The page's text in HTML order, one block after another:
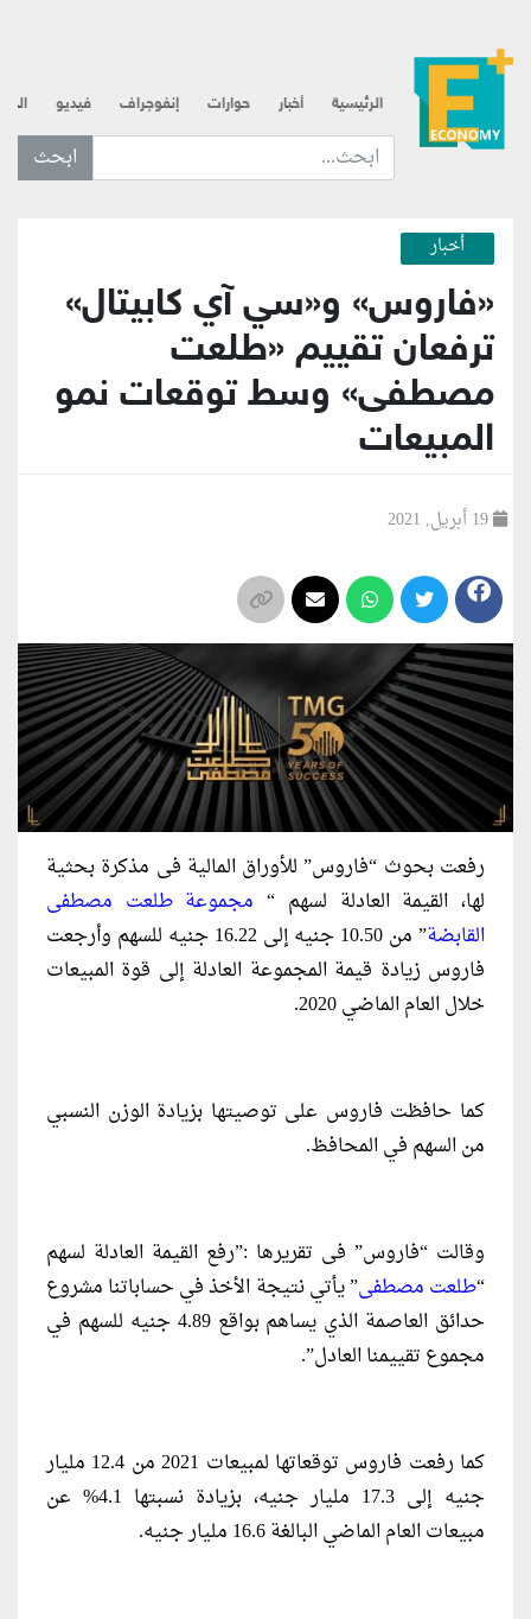
الرئيسية أخبار حوارات إنفوجراف فيديو
ابحث عن... :
أخبار
«فاروس» و«سي آي كابيتال»
ترفعان تقييم «طلعت
مصطفى» وسط توقعات نمو
المبيعات
رفعت بحوث “فاروس” للأوراق المالية فى مذكرة بحثية
لها، القيمة العادلة لسهم “مجموعة طلعت مصطفى
القابضة
” من 10.50 جنيه إلى 16.22 جنيه للسهم وأرجعت
فاروس زيادة قيمة المجموعة العادلة إلى قوة المبيعات
خلال العام الماضي 2020.
كما حافظت فاروس على توصيتها بزيادة الوزن النسبي
من السهم في المحافظ.
وقالت “فاروس” فى تقريرها :”رفع القيمة العادلة لسهم
“طلعت مصطفى” يأتي نتيجة الأخذ في حساباتنا مشروع
حدائق العاصمة الذي يساهم بواقع 4.89 جنيه للسهم في
مجموع تقييمنا العادل”.
كما رفعت فاروس توقعاتها لمبيعات 2021 من 12.4 مليار
جنيه إلى 17.3 مليار جنيه، بزيادة نسبتها 4.1% عن
مبيعات العام الماضي البالغة 16.6 مليار جنيه.